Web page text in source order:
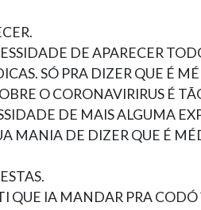
DE APARECER
SÓ PRA DIZER QUE É
O CORONAVIRIRUS É
DE MAIS ALGUMA
MANIA DE DIZER QUE É
QUE IA MANDAR PRA CODÓ